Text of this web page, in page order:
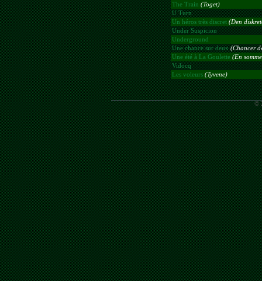
The Train (Toget)
U Turn
Un héros très discret (Den
Under Suspicion
Underground
Une chance sur deux (Chancer
Une été à La Goulette (En
Vidocq
Les voleurs (Tyvene)
©